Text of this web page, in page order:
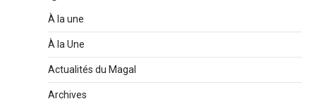
À la une
À la Une
Actualités du Magal
Archives